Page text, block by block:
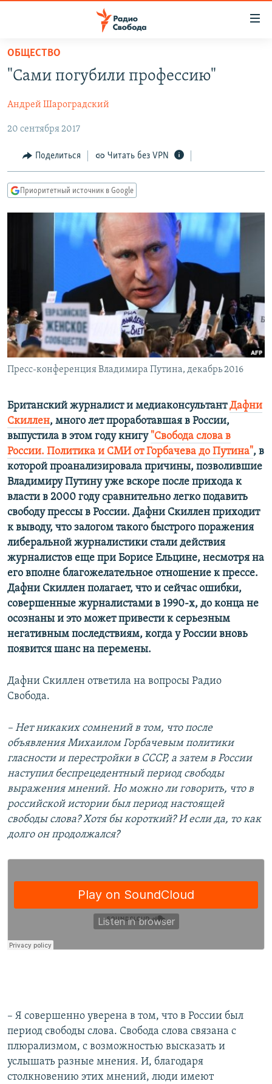
упрощенного
доступа
содержанию
Вернутся
главной
навигации
Вернутся
ПРОГРАММЫ
АВТОРСКИЕ ПРОЕКТЫ
ЦИТАТЫ СВОБОДЫ
МНЕНИЯ
КУЛЬТУРА
IDEL.РЕАЛИИ
КАВКАЗ.РЕАЛИИ
СЕВЕР.РЕАЛИИ
РАСПИСАНИЕ ВЕЩАНИЯ
ПОДПИШИТЕСЬ НА РАССЫЛКУ
СОЦИАЛЬНЫЕ СЕТИ
Все сайты РСЕ/РС
ОБЩЕСТВО
"Сами погубили профессию"
Андрей Шароградский
20 сентября 2017
Поделиться Читать без VPN
Приоритетный источник в Google
Пресс-конференция Владимира Путина, декабрь 2016
Британский журналист и медиаконсультантДафни
Скиллен, много лет проработавшая в России,
выпустила в этом году книгу "Свобода слова в
России. Политика и СМИ от Горбачева до Путина", в
которой проанализировала причины, позволившие
Владимиру Путину уже вскоре после прихода к
власти в 2000 году сравнительно легко подавить
свободу прессы в России. Дафни Скиллен приходит
к выводу, что залогом такого быстрого поражения
либеральной журналистики стали действия
журналистов еще при Борисе Ельцине, несмотря на
его вполне благожелательное отношение к прессе.
Дафни Скиллен полагает, что и сейчас ошибки,
совершенные журналистами в 1990-х, до конца не
осознаны и это может привести к серьезным
негативным последствиям, когда у России вновь
появится шанс на перемены.
Дафни Скиллен ответила на вопросы Радио
Свобода.
– Нет никаких сомнений в том, что после
объявления Михаилом Горбачевым политики
гласности и перестройки в СССР, а затем в России
наступил беспрецедентный период свободы
выражения мнений. Но можно ли говорить, что в
российской истории был период настоящей
свободы слова? Хотя бы короткий? И если да, то как
долго он продолжался?
– Я совершенно уверена в том, что в России был
период свободы слова. Свобода слова связана с
плюрализмом, с возможностью высказать и
услышать разные мнения. И, благодаря
столкновению этих мнений, люди имеют